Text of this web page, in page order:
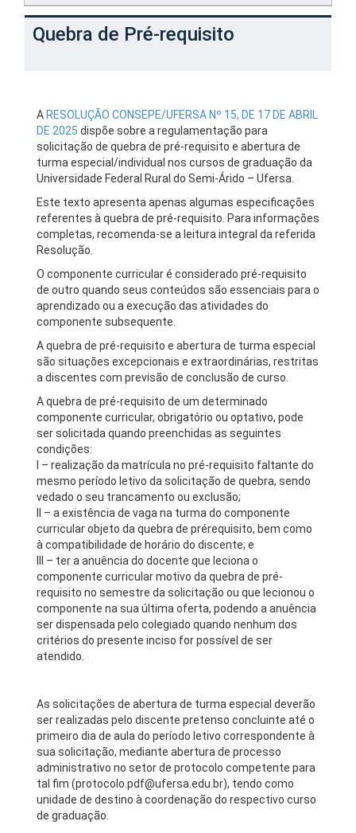
Quebra de Pré-requisito
A RESOLUÇÃO CONSEPE/UFERSA Nº 15, DE 17 DE ABRIL
DE 2025 dispõe sobre a regulamentação para
solicitação de quebra de pré-requisito e abertura de
turma especial/individual nos cursos de graduação da
Universidade Federal Rural do Semi-Árido – Ufersa.
Este texto apresenta apenas algumas especificações
referentes à quebra de pré-requisito. Para informações
completas, recomenda-se a leitura integral da referida
Resolução.
O componente curricular é considerado pré-requisito
de outro quando seus conteúdos são essenciais para o
aprendizado ou a execução das atividades do
componente subsequente.
A quebra de pré-requisito e abertura de turma especial
são situações excepcionais e extraordinárias, restritas
a discentes com previsão de conclusão de curso.
A quebra de pré-requisito de um determinado
componente curricular, obrigatório ou optativo, pode
ser solicitada quando preenchidas as seguintes
condições:
I – realização da matrícula no pré-requisito faltante do
mesmo período letivo da solicitação de quebra, sendo
vedado o seu trancamento ou exclusão;
II – a existência de vaga na turma do componente
curricular objeto da quebra de prérequisito, bem como
à compatibilidade de horário do discente; e
III – ter a anuência do docente que leciona o
componente curricular motivo da quebra de pré-
requisito no semestre da solicitação ou que lecionou o
componente na sua última oferta, podendo a anuência
ser dispensada pelo colegiado quando nenhum dos
critérios do presente inciso for possível de ser
atendido.
As solicitações de abertura de turma especial deverão
ser realizadas pelo discente pretenso concluinte até o
primeiro dia de aula do período letivo correspondente à
sua solicitação, mediante abertura de processo
administrativo no setor de protocolo competente para
tal fim (protocolo.pdf@ufersa.edu.br), tendo como
unidade de destino à coordenação do respectivo curso
de graduação.